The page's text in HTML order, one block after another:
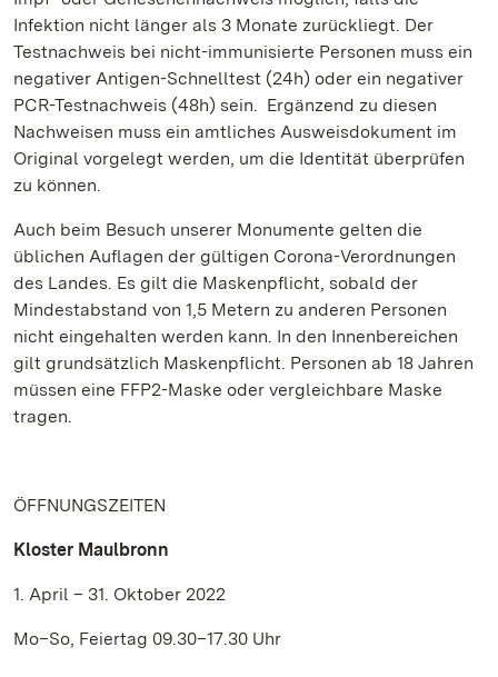
Infektion nicht länger als 3 Monate zurückliegt. Der
Testnachweis bei nicht-immunisierte Personen muss ein
negativer Antigen-Schnelltest (24h) oder ein negativer
PCR-Testnachweis (48h) sein. Ergänzend zu diesen
Nachweisen muss ein amtliches Ausweisdokument im
Original vorgelegt werden, um die Identität überprüfen
zu können.
Auch beim Besuch unserer Monumente gelten die
üblichen Auflagen der gültigen Corona-Verordnungen
des Landes. Es gilt die Maskenpflicht, sobald der
Mindestabstand von 1,5 Metern zu anderen Personen
nicht eingehalten werden kann. In den Innenbereichen
gilt grundsätzlich Maskenpflicht. Personen ab 18 Jahren
müssen eine FFP2-Maske oder vergleichbare Maske
tragen.
ÖFFNUNGSZEITEN
Kloster Maulbronn
1. April – 31. Oktober 2022
Mo–So, Feiertag 09.30–17.30 Uhr